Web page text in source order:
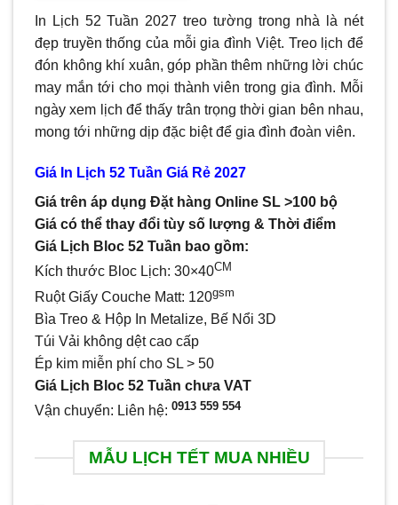
175.000₫.
In Lịch 52 Tuần 2027 treo tường trong nhà là nét
đẹp truyền thống của mỗi gia đình Việt. Treo lịch để
đón không khí xuân, góp phần thêm những lời chúc
may mắn tới cho mọi thành viên trong gia đình. Mỗi
ngày xem lịch để thấy trân trọng thời gian bên nhau,
mong tới những dịp đặc biệt để gia đình đoàn viên.
Giá In Lịch 52 Tuần Giá Rẻ 2027
Giá trên áp dụng Đặt hàng Online SL >100 bộ
Giá có thể thay đổi tùy số lượng & Thời điểm
Giá Lịch Bloc 52 Tuần bao gồm:
Kích thước Bloc Lịch: 30×40CM
Ruột Giấy Couche Matt: 120gsm
Bìa Treo & Hộp In Metalize, Bế Nổi 3D
Túi Vải không dệt cao cấp
Ép kim miễn phí cho SL > 50
Giá Lịch Bloc 52 Tuần chưa VAT
Vận chuyển: Liên hệ: 0913 559 554
MẪU LỊCH TẾT MUA NHIỀU